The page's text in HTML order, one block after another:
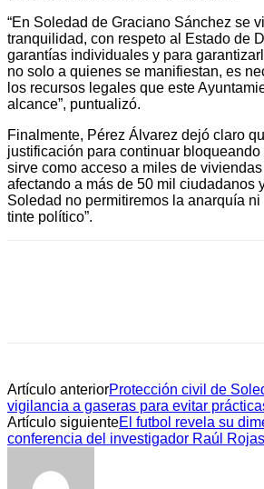
“En Soledad de Graciano Sánchez se
tranquilidad, con respeto al Estado de
garantías individuales y para
no solo a quienes se manifiestan, es
los recursos legales que este
alcance”, puntualizó.
Finalmente, Pérez Álvarez dejó claro
justificación para continuar
sirve como acceso a miles de
afectando a más de 50 mil ciudadanos
Soledad no permitiremos la anarquía
tinte político”.
Artículo anteriorProtección civil de
vigilancia a gaseras para evitar
Artículo siguienteEl futbol revela su
conferencia del investigador Raúl